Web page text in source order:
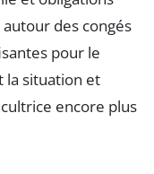
des congés
pour le
la situation et
encore plus